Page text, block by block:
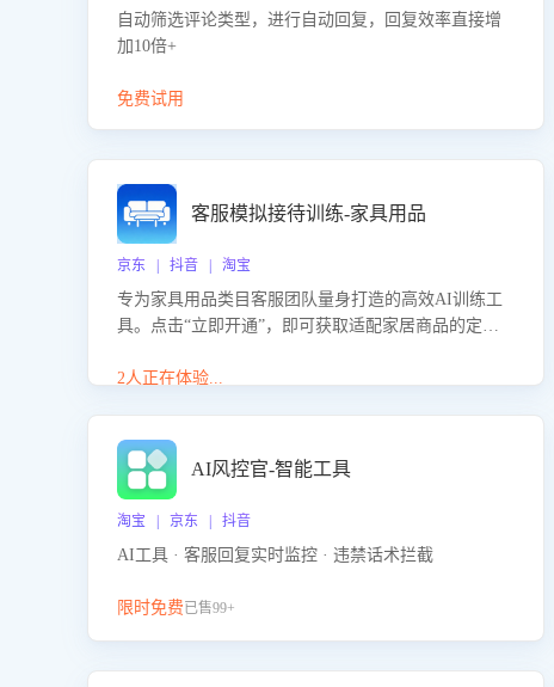
自动筛选评论类型，进行自动回复，回复效率直接增
加10倍+
免费试用
客服模拟接待训练-家具用品
京东 | 抖音 | 淘宝
专为家具用品类目客服团队量身打造的高效AI训练工
具。点击“立即开通”，即可获取适配家居商品的定制
客服在家具用品功能、尺寸参数咨询等高频场景下的
2人正在体验...
AI风控官-智能工具
淘宝 | 京东 | 抖音
AI工具 · 客服回复实时监控 · 违禁话术拦截
限时免费已售99+